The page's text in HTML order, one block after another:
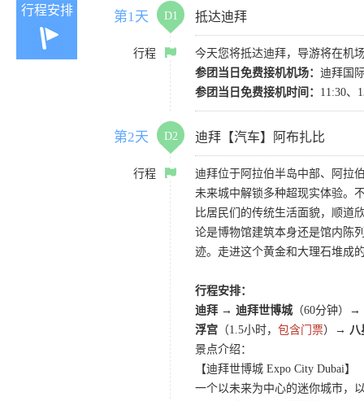
行程安排 第1天 D1 抵达迪拜
行程
今天您将抵达迪拜，导游将在机
参团当日免费接机机场： 迪拜国
参团当日免费接机时间： 11:30、
第2天 D2 迪拜【汽车】阿布扎比
行程
迪拜位于阿拉伯半岛中部、阿拉
未来城中解锁多种超现实体验。
比居民们的传统生活面貌，顺道
论是博物馆建筑本身还是馆内陈
迹。走进这个黄金和大理石堆成
行程安排：
迪拜 → 迪拜世博城 （60分钟）
→
浮宫 （1.5小时， 包含门票）
→ 八
景点介绍：
【迪拜世博城 Expo City Dubai】
一个以未来为中心的迷你城市，